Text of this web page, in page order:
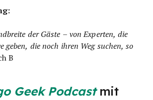
der Gäste – von Experten, die
geben, die noch ihren Weg suchen, so
B
Geek Podcastmit